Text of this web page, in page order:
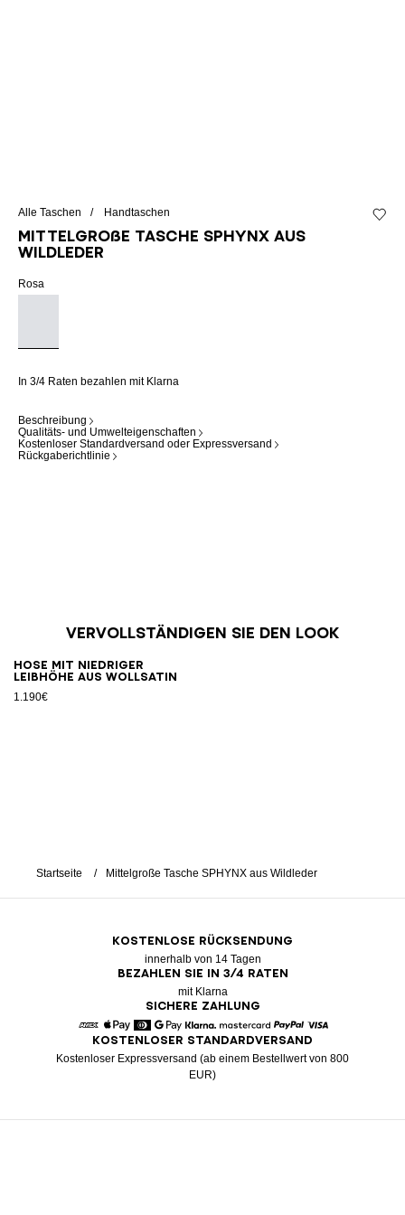
Alle Taschen Handtaschen
Mittelgroße Tasche SPHYNX aus
Wildleder
Rosa
In 3/4 Raten bezahlen mit Klarna
Beschreibung
Qualitäts- und Umwelteigenschaften
Kostenloser Standardversand oder Expressversand
Rückgaberichtlinie
Vervollständigen Sie den Look
Hose mit niedriger
Leibhöhe aus Wollsatin
1.190€
Startseite Mittelgroße Tasche SPHYNX aus Wildleder
KOSTENLOSE RÜCKSENDUNG
innerhalb von 14 Tagen
BEZAHLEN SIE IN 3/4 RATEN
mit Klarna
SICHERE ZAHLUNG
American Express
Apple Pay
DinersGoogle Pay
Klarna MastercardPaypal
KOSTENLOSER STANDARDVERSAND
Kostenloser Expressversand (ab einem Bestellwert von 800
EUR)